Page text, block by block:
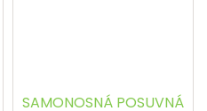
SAMONOSNÁ POSUVNÁ